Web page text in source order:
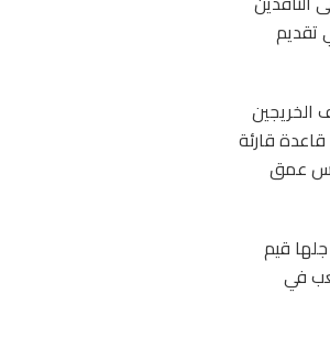
تقديم
الخريجين
قاعدة قارئة
عمق
قيم
في